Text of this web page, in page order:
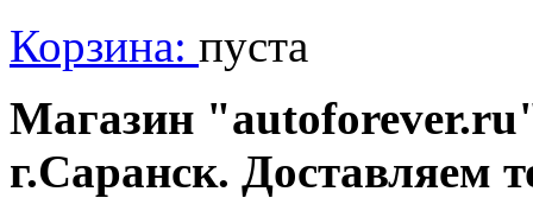
Корзина: пуста
Магазин
г.Саранск. Доставляем